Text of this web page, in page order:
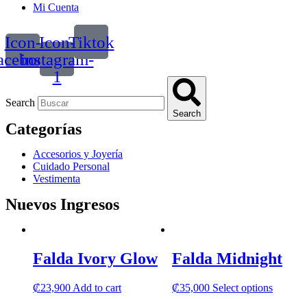
Mi Cuenta
Icon-Icon-
instagram-
1
Tiktok
Search
Search
Categorías
Accesorios y Joyería
Cuidado Personal
Vestimenta
Nuevos Ingresos
Falda Ivory Glow
₡23,900 Add to cart
Falda Midnight
₡35,000 Select optionsThis